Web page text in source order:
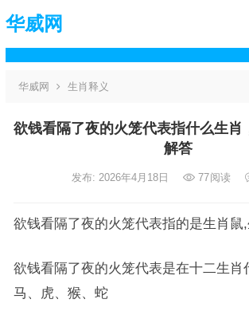
华威网
华威网 生肖释义
欲钱看隔了夜的火笼代表指什么生肖
解答
发布: 2026年4月18日 77阅读
欲钱看隔了夜的火笼代表指的是生肖鼠
欲钱看隔了夜的火笼代表是在十二生肖
马、虎、猴、蛇